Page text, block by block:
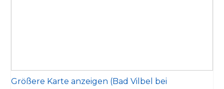
Größere Karte anzeigen (Bad Vilbel bei